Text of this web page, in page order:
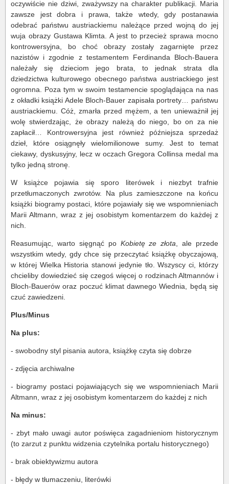
oczywiście nie dziwi, zważywszy na charakter publikacji. Maria
zawsze jest dobra i prawa, także wtedy, gdy postanawia
odebrać państwu austriackiemu należące przed wojną do jej
wuja obrazy Gustawa Klimta. A jest to przecież sprawa mocno
kontrowersyjna, bo choć obrazy zostały zagarnięte przez
nazistów i zgodnie z testamentem Ferdinanda Bloch-Bauera
należały się dzieciom jego brata, to jednak strata dla
dziedzictwa kulturowego obecnego państwa austriackiego jest
ogromna. Poza tym w swoim testamencie spoglądająca na nas
z okładki książki Adele Bloch-Bauer zapisała portrety… państwu
austriackiemu. Cóż, zmarła przed mężem, a ten unieważnił jej
wolę stwierdzając, że obrazy należą do niego, bo on za nie
zapłacił… Kontrowersyjna jest również późniejsza sprzedaż
dzieł, które osiągnęły wielomilionowe sumy. Jest to temat
ciekawy, dyskusyjny, lecz w oczach Gregora Collinsa medal ma
tylko jedną stronę.
W książce pojawia się sporo literówek i niezbyt trafnie
przetłumaczonych zwrotów. Na plus zamieszczone na końcu
książki biogramy postaci, które pojawiały się we wspomnieniach
Marii Altmann, wraz z jej osobistym komentarzem do każdej z
nich.
Reasumując, warto sięgnąć po Kobietę ze złota , ale przede
wszystkim wtedy, gdy chce się przeczytać książkę obyczajową,
w której Wielka Historia stanowi jedynie tło. Wszyscy ci, którzy
chcieliby dowiedzieć się czegoś więcej o rodzinach Altmannów i
Bloch-Bauerów oraz poczuć klimat dawnego Wiednia, będą się
czuć zawiedzeni.
Plus/Minus
Na plus:
- swobodny styl pisania autora, książkę czyta się dobrze
- zdjęcia archiwalne
- biogramy postaci pojawiających się we wspomnieniach Marii
Altmann, wraz z jej osobistym komentarzem do każdej z nich
Na minus:
- zbyt mało uwagi autor poświęca zagadnieniom historycznym
(to zarzut z punktu widzenia czytelnika portalu historycznego)
- brak obiektywizmu autora
- błędy w tłumaczeniu, literówki